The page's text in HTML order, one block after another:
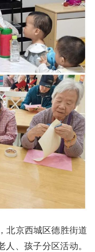
北京西城区德胜街道
、孩子分区活动。